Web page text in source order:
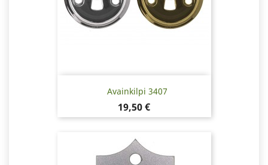
Avainkilpi 3407
Hinta
19,50 €